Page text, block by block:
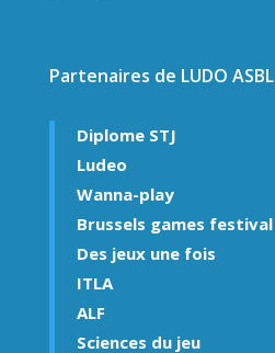
Partenaires de LUDO ASBL
Diplome STJ
Ludeo
Wanna-play
Brussels games festival
Des jeux une fois
ITLA
ALF
Sciences du jeu